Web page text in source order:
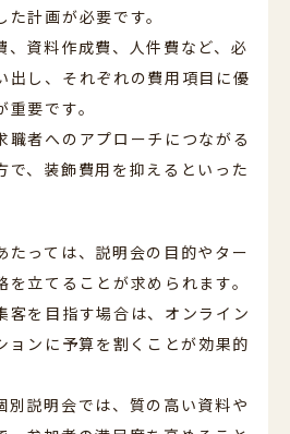
計画が必要です。
、資料作成費、人件費など、必
出し、それぞれの費用項目に優
要です。
職者へのアプローチにつながる
で、装飾費用を抑えるといった
たっては、説明会の目的やター
立てることが求められます。
客を目指す場合は、オンライン
ョンに予算を割くことが効果的
別説明会では、質の高い資料や